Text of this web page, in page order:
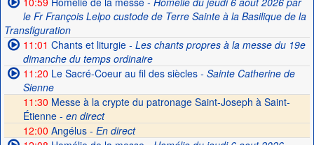
le Fr François Lelpo custode de Terre Sainte à la Basilique de la
Transfiguration
11:01 Chants et liturgie- Les chants propres à la messe du 19e
dimanche du temps ordinaire
11:20 Le Sacré-Coeur au fil des siècles- Sainte Catherine de
Sienne
11:30 Messe à la crypte du patronage Saint-Joseph à Saint-
Étienne - en direct
12:00 Angélus - En direct